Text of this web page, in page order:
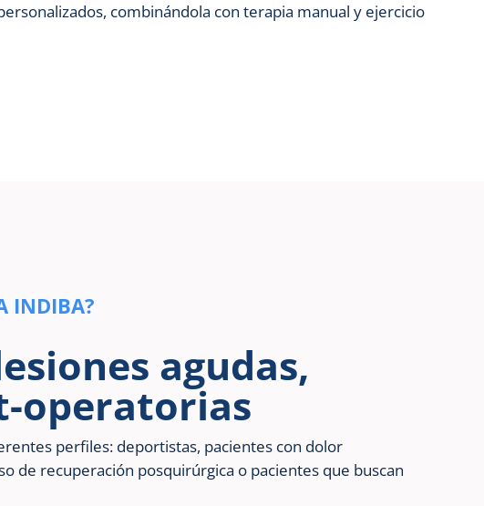
combinándola con terapia manual y ejercicio
INDIBA?
agudas,
operatorias
perfiles: deportistas, pacientes con dolor
de recuperación posquirúrgica o pacientes que buscan